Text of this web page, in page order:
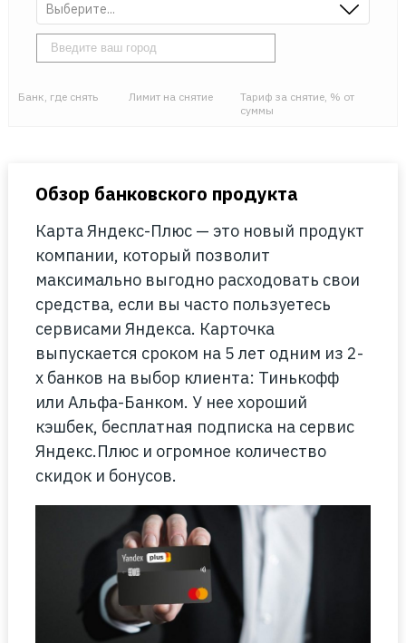
Выберите...
Банк, где снять Лимит на снятие
Тариф за снятие, % от
суммы
Обзор банковского продукта
Карта Яндекс-Плюс — это новый продукт
компании, который позволит
максимально выгодно расходовать свои
средства, если вы часто пользуетесь
сервисами Яндекса. Карточка
выпускается сроком на 5 лет одним из 2-
х банков на выбор клиента: Тинькофф
или Альфа-Банком. У нее хороший
кэшбек, бесплатная подписка на сервис
Яндекс.Плюс и огромное количество
скидок и бонусов.